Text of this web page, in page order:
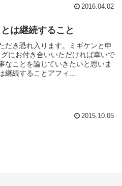
2016.04.02
は継続すること
だき恐れ入ります。ミギケンと申
にお付き合いいただければ幸いで
なことを論じていきたいと思いま
継続することアフィ...
2015.10.05